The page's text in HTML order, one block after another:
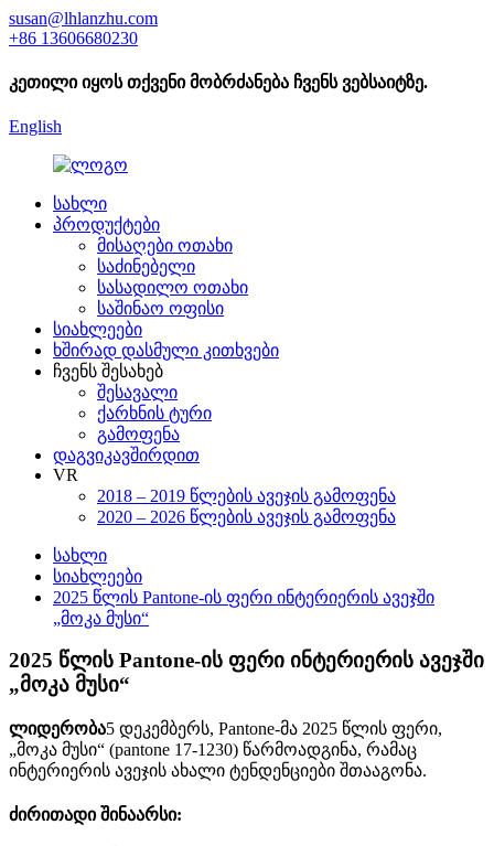
susan@lhlanzhu.com
+86 13606680230
კეთილი იყოს თქვენი მობრძანება ჩვენს ვებსაიტზე.
English
სახლი
პროდუქტები
მისაღები ოთახი
საძინებელი
სასადილო ოთახი
საშინაო ოფისი
სიახლეები
ხშირად დასმული კითხვები
ჩვენს შესახებ
შესავალი
ქარხნის ტური
გამოფენა
დაგვიკავშირდით
VR
2018 – 2019 წლების ავეჯის გამოფენა
2020 – 2026 წლების ავეჯის გამოფენა
სახლი
სიახლეები
2025 წლის Pantone-ის ფერი ინტერიერის ავეჯში
„მოკა მუსი“
2025 წლის Pantone-ის ფერი ინტერიერის ავეჯში
„მოკა მუსი“
ლიდერობა5 დეკემბერს, Pantone-მა 2025 წლის ფერი,
„მოკა მუსი“ (pantone 17-1230) წარმოადგინა, რამაც
ინტერიერის ავეჯის ახალი ტენდენციები შთააგონა.
ძირითადი შინაარსი: